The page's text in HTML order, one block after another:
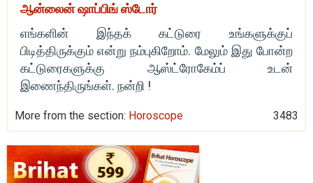
ஆன்லைன் ஷாப்பிங் ஸ்டோர்
எங்களின் இந்தக் கட்டுரை உங்களுக்குப்
பிடித்திருக்கும் என்று நம்புகிறோம். மேலும் இது போன்ற
கட்டுரைகளுக்கு ஆஸ்ட்ரோகேம்ப் உடன்
இணைந்திருங்கள். நன்றி !
More from the section: Horoscope 3483